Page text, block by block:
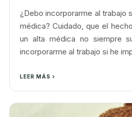
¿Debo incorporarme al trabajo
médica? Cuidado, que el
un alta médica no siempre
incorporarme al trabajo si he
LEER MÁS